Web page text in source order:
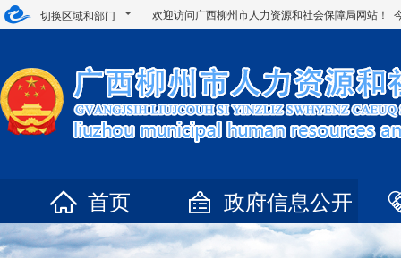
切换区域和部门 欢迎访问广西柳州市人力资源和社会保障局网站！
首页 政府信息公开